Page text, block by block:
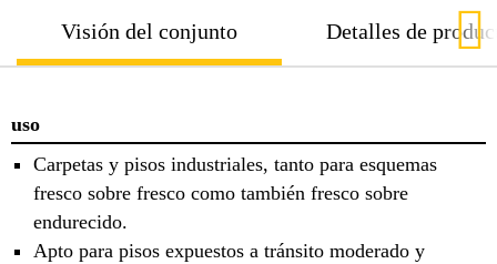
Visión del conjunto Detalles de
uso
Carpetas y pisos industriales, tanto para esquemas
fresco sobre fresco como también fresco sobre
endurecido.
Apto para pisos expuestos a tránsito moderado y